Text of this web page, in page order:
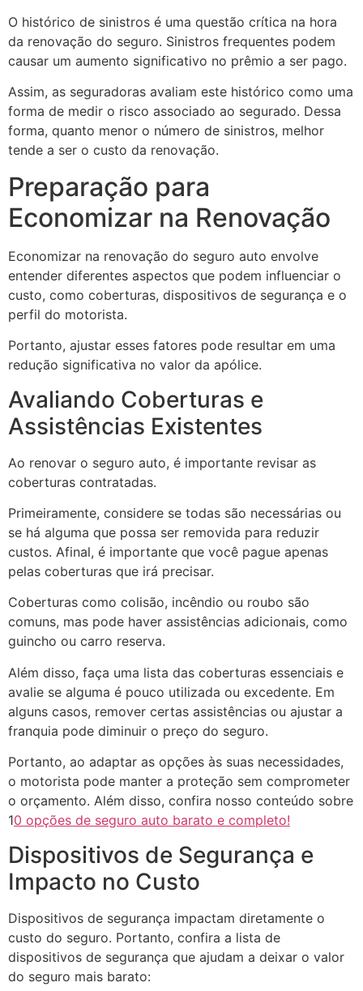
O histórico de sinistros é uma questão crítica na hora
da renovação do seguro. Sinistros frequentes podem
causar um aumento significativo no prêmio a ser pago.
Assim, as seguradoras avaliam este histórico como uma
forma de medir o risco associado ao segurado. Dessa
forma, quanto menor o número de sinistros, melhor
tende a ser o custo da renovação.
Preparação para
Economizar na Renovação
Economizar na renovação do seguro auto envolve
entender diferentes aspectos que podem influenciar o
custo, como coberturas, dispositivos de segurança e o
perfil do motorista.
Portanto, ajustar esses fatores pode resultar em uma
redução significativa no valor da apólice.
Avaliando Coberturas e
Assistências Existentes
Ao renovar o seguro auto, é importante revisar as
coberturas contratadas.
Primeiramente, considere se todas são necessárias ou
se há alguma que possa ser removida para reduzir
custos. Afinal, é importante que você pague apenas
pelas coberturas que irá precisar.
Coberturas como colisão, incêndio ou roubo são
comuns, mas pode haver assistências adicionais, como
guincho ou carro reserva.
Além disso, faça uma lista das coberturas essenciais e
avalie se alguma é pouco utilizada ou excedente. Em
alguns casos, remover certas assistências ou ajustar a
franquia pode diminuir o preço do seguro.
Portanto, ao adaptar as opções às suas necessidades,
o motorista pode manter a proteção sem comprometer
o orçamento. Além disso, confira nosso conteúdo sobre
10 opções de seguro auto barato e completo!
Dispositivos de Segurança e
Impacto no Custo
Dispositivos de segurança impactam diretamente o
custo do seguro. Portanto, confira a lista de
dispositivos de segurança que ajudam a deixar o valor
do seguro mais barato: